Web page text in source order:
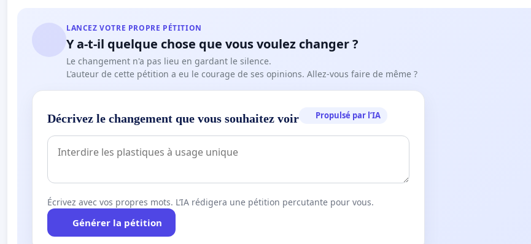
LANCEZ VOTRE PROPRE PÉTITION
Y a-t-il quelque chose que vous voulez changer ?
Le changement n'a pas lieu en gardant le silence.
L'auteur de cette pétition a eu le courage de ses opinions. Allez-vous faire de même ?
Décrivez le changement que vous souhaitez voir Propulsé par l’IA
Écrivez avec vos propres mots. L’IA rédigera une pétition percutante pour vous.
Générer la pétition